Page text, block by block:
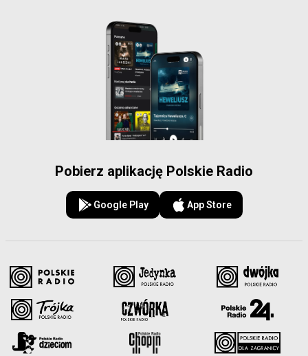
Pobierz aplikację Polskie Radio
Google Play App Store